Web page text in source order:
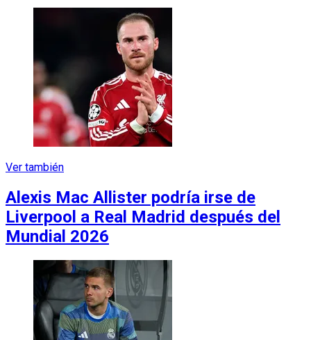
Ver también
Alexis Mac Allister podría irse de
Liverpool a Real Madrid después del
Mundial 2026